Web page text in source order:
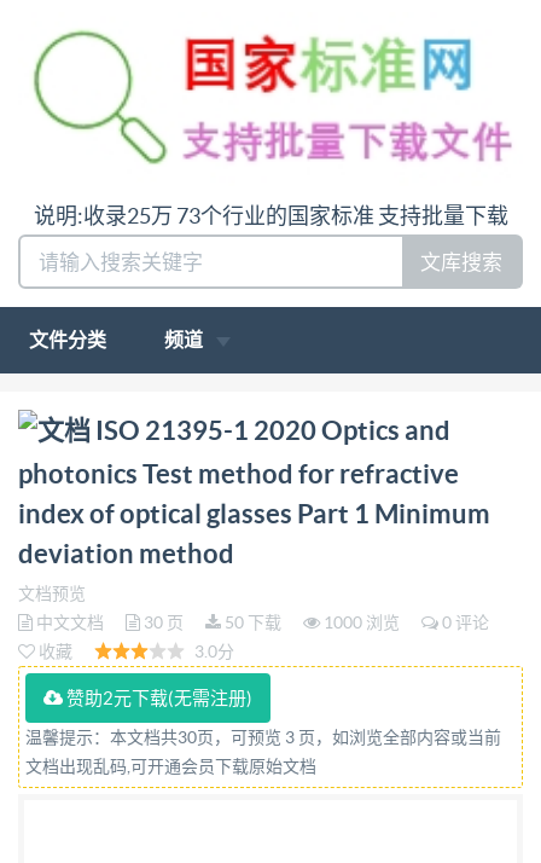
说明:收录25万 73个行业的国家标准 支持批量下载
文库搜索
文件分类 频道
问:哪里下载ISO 21395-1 2020 Optics and photonics
Test method for refractive index of optical glasses
Part 1 Minimum deviation method答:请联系微
信:siduwenku
ISO 21395-1 2020 Optics and
photonics Test method for refractive
index of optical glasses Part 1 Minimum
deviation method
文档预览
中文文档
30 页 50 下载 1000 浏览
0 评论
收藏
3.0分
赞助2元下载(无需注册)
温馨提示：本文档共30页，可预览 3 页，如浏览全部内容或当前
文档出现乱码,可开通会员下载原始文档